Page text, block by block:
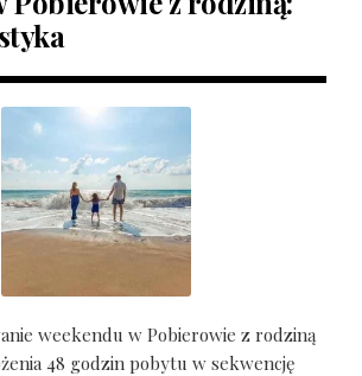
weekendu w Pobierowie z rodziną
48 godzin pobytu w sekwencję